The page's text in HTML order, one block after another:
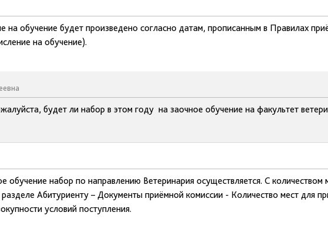
на обучение будет произведено согласно датам, прописанным в Правилах
на обучение).
будет ли набор в этом году на заочное обучение на факультет
обучение набор по направлению Ветеринария осуществляется. С количеством
разделе Абитуриенту – Документы приёмной комиссии - Количество мест для
условий поступления.